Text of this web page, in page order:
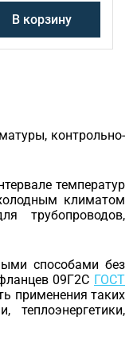
В корзину
контрольно-
температур
климатом
трубопроводов,
способами без
09Г2С ГОСТ
применения таких